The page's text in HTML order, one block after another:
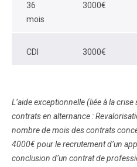
36
mois
3000€
CDI 3000€
L’aide exceptionnelle (liée à la
contrats en alternance :
nombre de mois des contrats
4000€ pour le recrutement d’un
conclusion d’un contrat de